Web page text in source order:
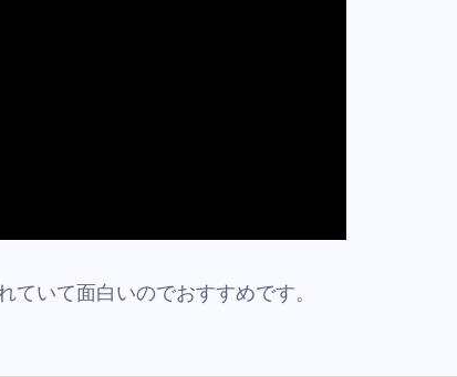
ていて面白いのでおすすめです。